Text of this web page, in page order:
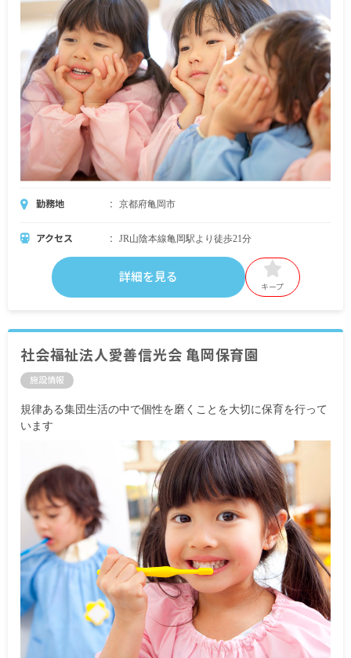
勤務地 京都府亀岡市
アクセス JR山陰本線亀岡駅より徒歩21分
詳細を見る
キープ
社会福祉法人愛善信光会 亀岡保育園
施設情報
規律ある集団生活の中で個性を磨くことを大切に保育を行って
います